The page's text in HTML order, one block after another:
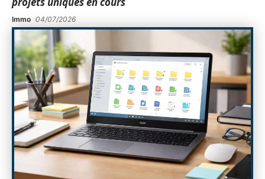
Immo 04/07/2026